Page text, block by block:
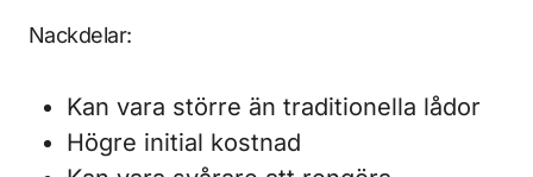
Nackdelar:
Kan vara större än traditionella lådor
Högre initial kostnad